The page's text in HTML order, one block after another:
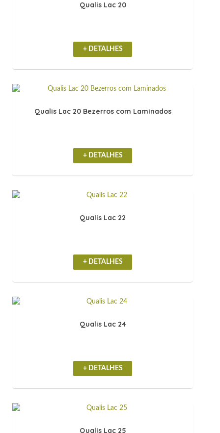
Qualis Lac 20
+ DETALHES
Qualis Lac 20 Bezerros com Laminados
+ DETALHES
Qualis Lac 22
+ DETALHES
Qualis Lac 24
+ DETALHES
Qualis Lac 25